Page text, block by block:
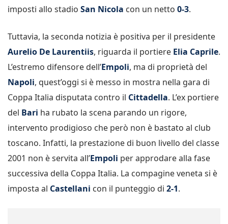
imposti allo stadio San Nicola con un netto 0-3.
Tuttavia, la seconda notizia è positiva per il presidente
Aurelio De Laurentiis, riguarda il portiere Elia Caprile.
L’estremo difensore dell’Empoli, ma di proprietà del
Napoli, quest’oggi si è messo in mostra nella gara di
Coppa Italia disputata contro il Cittadella. L’ex portiere
del Bari ha rubato la scena parando un rigore,
intervento prodigioso che però non è bastato al club
toscano. Infatti, la prestazione di buon livello del classe
2001 non è servita all’Empoli per approdare alla fase
successiva della Coppa Italia. La compagine veneta si è
imposta al Castellani con il punteggio di 2-1.